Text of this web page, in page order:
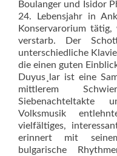
Boulanger und Isidor
24. Lebensjahr in
Konservarorium
verstarb. Der
unterschiedliche
die einen guten
Duyus¸lar ist eine
mittlerem
Siebenachteltakte
Volksmusik
vielfältiges,
erinnert mit
bulgarische